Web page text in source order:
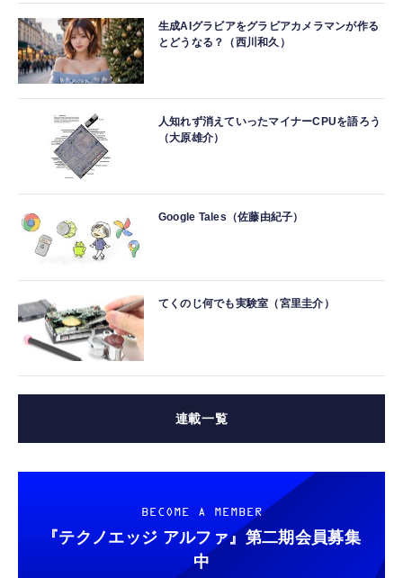
生成AIグラビアをグラビアカメラマンが作る
とどうなる？（西川和久）
人知れず消えていったマイナーCPUを語ろう
（大原雄介）
Google Tales（佐藤由紀子）
てくのじ何でも実験室（宮里圭介）
連載一覧
BECOME A MEMBER
『テクノエッジ アルファ』 第二期会員募集
中